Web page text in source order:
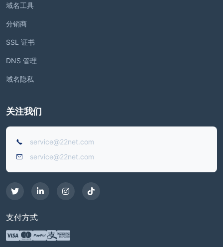
域名工具
分销商
SSL 证书
DNS 管理
域名隐私
关注我们
service@22net.com
service@22net.com
支付方式